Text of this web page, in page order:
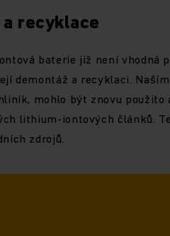
a recyklace
baterie již není vhodná
demontáž a recyklaci.
mohlo být znovu
lithium-iontových článků.
zdrojů.